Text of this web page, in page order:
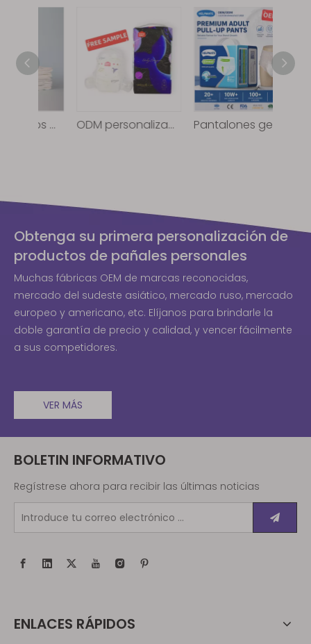
ODM personalizado del OEM de los pañales absorbentes suaves respirables del bebé Pantalones geriátricos de pañales geriátricos para adultos de calidad impresionante
Obtenga su primera personalización de
productos de pañales personales
Muchas fábricas OEM de marcas reconocidas,
mercado del sudeste asiático, mercado ruso, mercado
europeo y americano, etc. Elíjanos para brindarle la
doble garantía de precio y calidad, y vencer fácilmente
a sus competidores.
VER MÁS
BOLETIN INFORMATIVO
Regístrese ahora para recibir las últimas noticias
ENLACES RÁPIDOS